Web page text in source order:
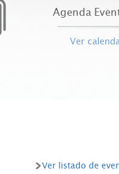
Agenda
Ver
Ver listado de